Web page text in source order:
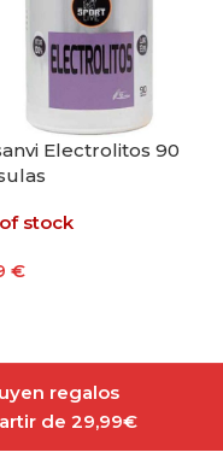
regalos
de 29,99€
Electrolitos 90
stock
€